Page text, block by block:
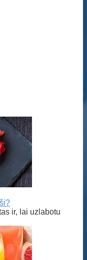
ir, lai uzlabotu